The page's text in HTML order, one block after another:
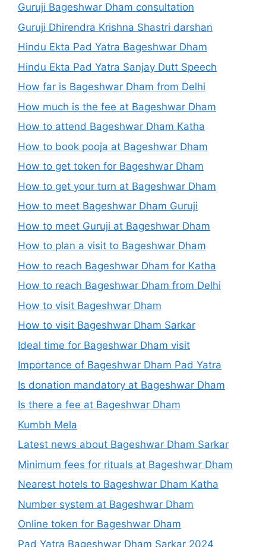
Guruji Bageshwar Dham consultation
Guruji Dhirendra Krishna Shastri darshan
Hindu Ekta Pad Yatra Bageshwar Dham
Hindu Ekta Pad Yatra Sanjay Dutt Speech
How far is Bageshwar Dham from Delhi
How much is the fee at Bageshwar Dham
How to attend Bageshwar Dham Katha
How to book pooja at Bageshwar Dham
How to get token for Bageshwar Dham
How to get your turn at Bageshwar Dham
How to meet Bageshwar Dham Guruji
How to meet Guruji at Bageshwar Dham
How to plan a visit to Bageshwar Dham
How to reach Bageshwar Dham for Katha
How to reach Bageshwar Dham from Delhi
How to visit Bageshwar Dham
How to visit Bageshwar Dham Sarkar
Ideal time for Bageshwar Dham visit
Importance of Bageshwar Dham Pad Yatra
Is donation mandatory at Bageshwar Dham
Is there a fee at Bageshwar Dham
Kumbh Mela
Latest news about Bageshwar Dham Sarkar
Minimum fees for rituals at Bageshwar Dham
Nearest hotels to Bageshwar Dham Katha
Number system at Bageshwar Dham
Online token for Bageshwar Dham
Pad Yatra Bageshwar Dham Sarkar 2024